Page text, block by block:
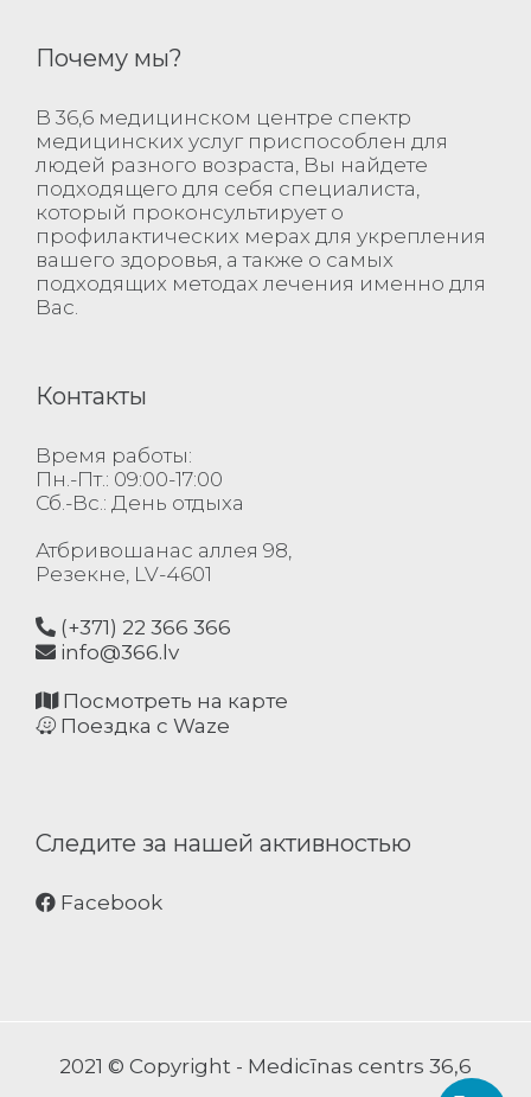
Почему мы?
В 36,6 медицинском центре спектр
медицинских услуг приспособлен для
людей разного возраста, Вы найдете
подходящего для себя специалиста,
который проконсультирует о
профилактических мерах для укрепления
вашего здоровья, а также о самых
подходящих методах лечения именно для
Вас.
Контакты
Время работы:
Пн.-Пт.: 09:00-17:00
Сб.-Вс.: День отдыха
Атбривошанас аллея 98,
Резекне, LV-4601
(+371) 22 366 366
info@366.lv
Посмотреть на карте
Поездка с Waze
Следите за нашей активностью
Facebook
2021 © Copyright - Medicīnas centrs 36,6